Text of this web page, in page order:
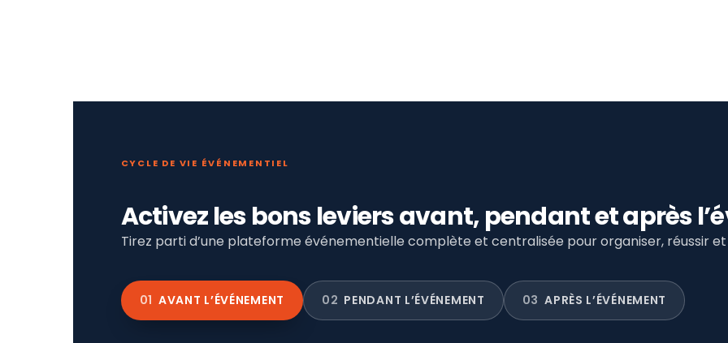
CYCLE DE VIE ÉVÉNEMENTIEL
Activez les bons leviers avant, pendant et après
Tirez parti d’une plateforme événementielle complète et centralisée pour organiser, réussir
01 AVANT L’ÉVÉNEMENT 02 PENDANT L’ÉVÉNEMENT 03 APRÈS L’ÉVÉNEMENT